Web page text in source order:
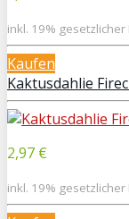
inkl. 19% gesetzlicher
Kaufen
Kaktusdahlie
2,97 €
inkl. 19% gesetzlicher